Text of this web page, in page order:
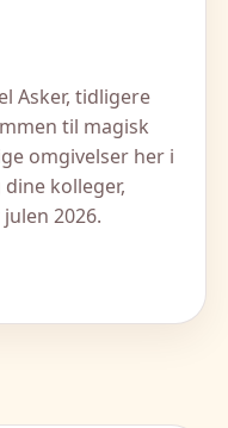
Asker, tidligere
til magisk
omgivelser her i
kolleger,
2026.